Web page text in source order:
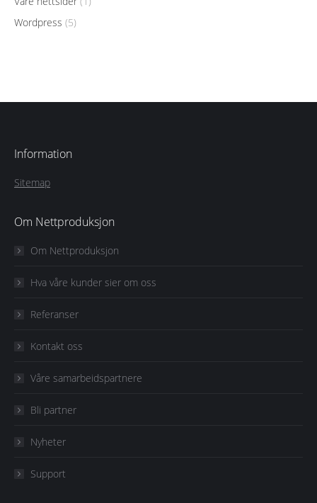
Wordpress (5)
Information
Sitemap
Om Nettproduksjon
Om Nettproduksjon
Hva våre kunder sier om oss
Referanser
Kontakt oss
Våre samarbeidspartnere
Bli partner
Nyheter
Support